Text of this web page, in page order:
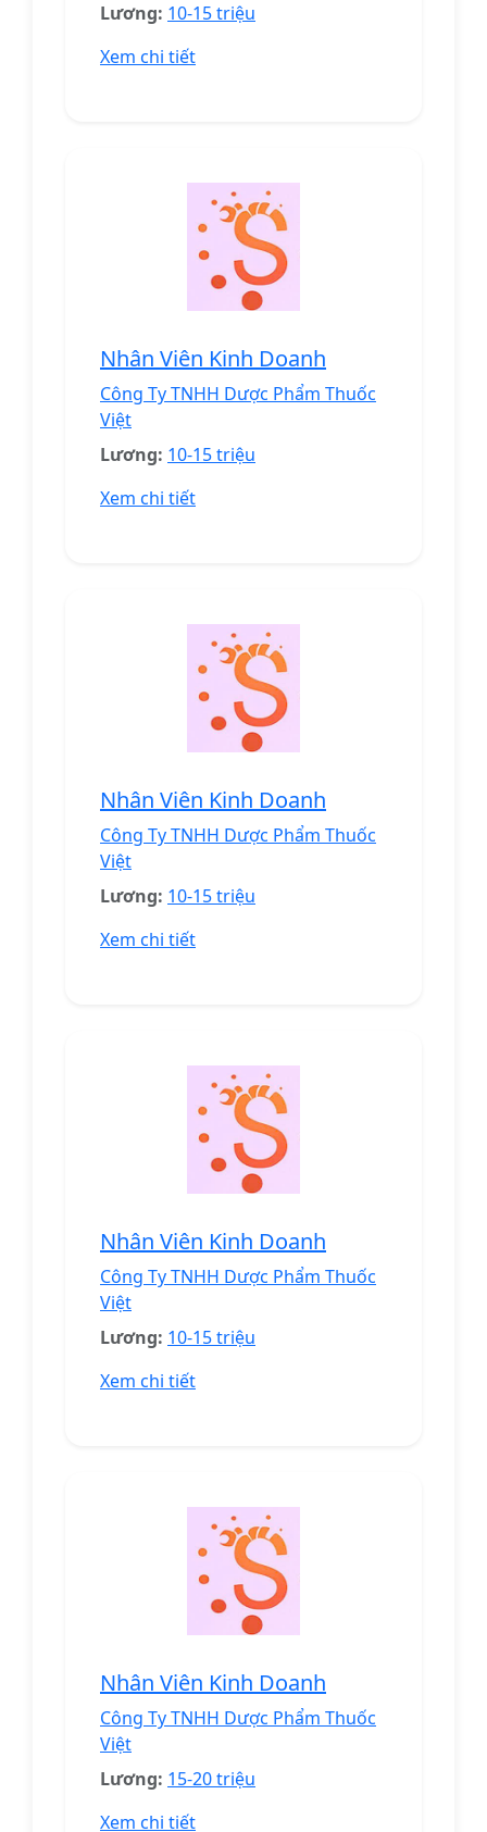
Lương: 10-15 triệu
Xem chi tiết
Nhân Viên Kinh Doanh
Công Ty TNHH Dược Phẩm Thuốc
Việt
Lương: 10-15 triệu
Xem chi tiết
Nhân Viên Kinh Doanh
Công Ty TNHH Dược Phẩm Thuốc
Việt
Lương: 10-15 triệu
Xem chi tiết
Nhân Viên Kinh Doanh
Công Ty TNHH Dược Phẩm Thuốc
Việt
Lương: 10-15 triệu
Xem chi tiết
Nhân Viên Kinh Doanh
Công Ty TNHH Dược Phẩm Thuốc
Việt
Lương: 15-20 triệu
Xem chi tiết